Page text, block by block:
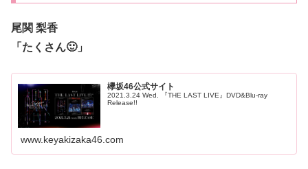
尾関 梨香
「たくさん🙂」
欅坂46公式サイト
2021.3.24 Wed. 『THE LAST LIVE』DVD&Blu-ray
Release!!
www.keyakizaka46.com